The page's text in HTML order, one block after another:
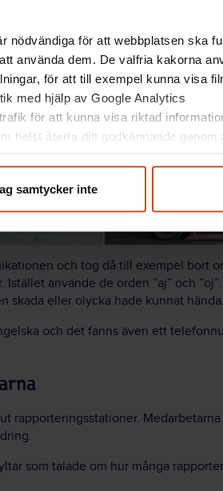
nödvändiga för att webbplatsen ska
använda dem. De valfria kakorna
för att till exempel kunna visa
med hjälp av Google Analytics
för att kunna visa riktad
helst återta ditt godkännande
samtycker inte
och tog då till exempel bort
använde de orden ”aj” och
skada eller olycka hade kunnat hända.
och det fanns även ett
rapporteringsstationer.
som talade om hur många